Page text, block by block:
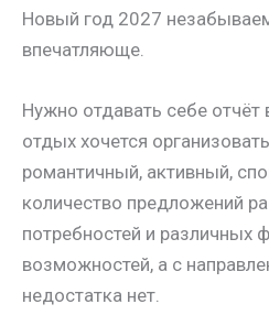
Новый год 2027
впечатляюще.
Нужно отдавать себе отчёт
отдых хочется
романтичный, активный,
количество предложений
потребностей и различных
возможностей, а с
недостатка нет.